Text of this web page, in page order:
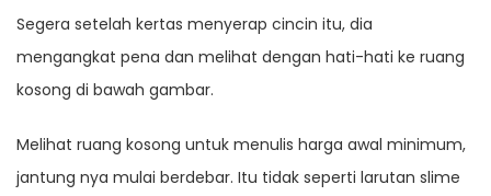
Segera setelah kertas menyerap cincin itu, dia
mengangkat pena dan melihat dengan hati-hati ke ruang
kosong di bawah gambar.
Melihat ruang kosong untuk menulis harga awal minimum,
jantung nya mulai berdebar. Itu tidak seperti larutan slime